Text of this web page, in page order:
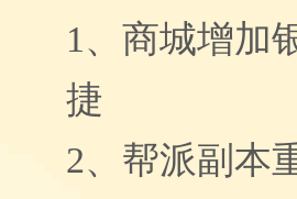
1、 商城增加
捷
2、 帮派副本